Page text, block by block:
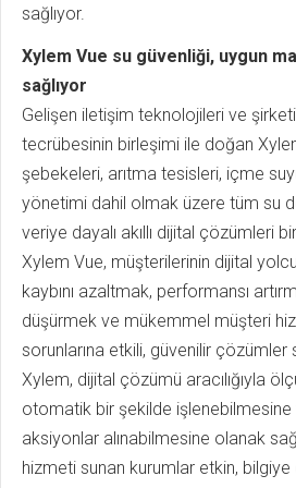
sağlıyor.
Xylem Vue su güvenliği, uygun
sağlıyor
Gelişen iletişim teknolojileri ve
tecrübesinin birleşimi ile doğan
şebekeleri, arıtma tesisleri, içme
yönetimi dahil olmak üzere tüm su
veriye dayalı akıllı dijital çözümleri
Xylem Vue, müşterilerinin dijital
kaybını azaltmak, performansı
düşürmek ve mükemmel müşteri
sorunlarına etkili, güvenilir çözümler
Xylem, dijital çözümü aracılığıyla
otomatik bir şekilde işlenebilmesine
aksiyonlar alınabilmesine olanak
hizmeti sunan kurumlar etkin,